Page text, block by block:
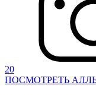
20
ПОСМОТРЕТЬ